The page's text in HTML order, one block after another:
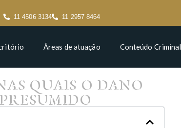
11 4506 3134 11 2957 8464
Áreas de atuação Conteúdo Criminal
QUAIS O DANO